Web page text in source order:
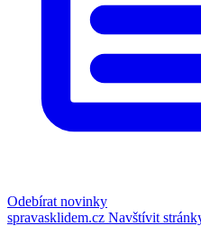
Odebírat novinky
spravasklidem.cz Navštívit